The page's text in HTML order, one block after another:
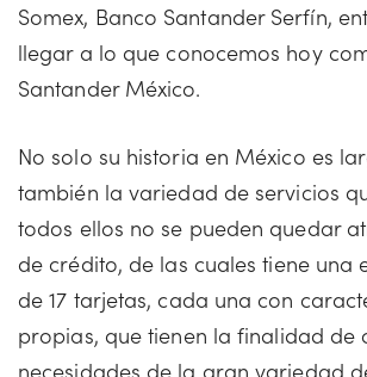
Somex, Banco Santander Serfín,
llegar a lo que conocemos hoy
Santander México.
No solo su historia en México es
también la variedad de servicios
todos ellos no se pueden quedar
de crédito, de las cuales tiene una
de 17 tarjetas, cada una con
propias, que tienen la finalidad de
necesidades de la gran variedad